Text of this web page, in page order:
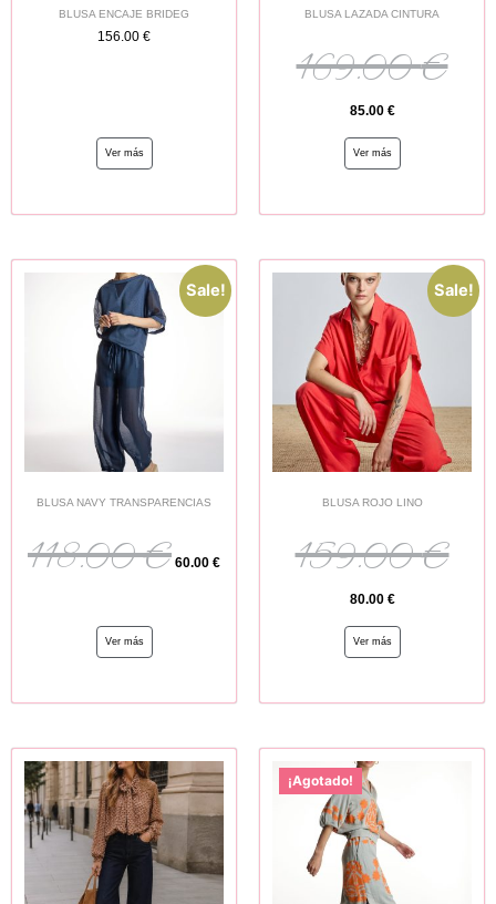
BLUSA ENCAJE BRIDEG
156.00 €
Ver más
BLUSA LAZADA CINTURA
169.00€
85.00 €
Ver más
Sale!
BLUSA NAVY TRANSPARENCIAS
118.00€ 60.00 €
Ver más
Sale!
BLUSA ROJO LINO
159.00€
80.00 €
Ver más
¡Agotado!